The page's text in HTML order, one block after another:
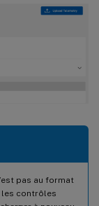
pas au format
les contrôles